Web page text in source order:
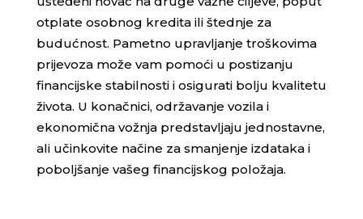
otplate osobnog kredita ili štednje za
budućnost. Pametno upravljanje troškovima
prijevoza može vam pomoći u postizanju
financijske stabilnosti i osigurati bolju kvalitetu
života. U konačnici, održavanje vozila i
ekonomična vožnja predstavljaju jednostavne,
ali učinkovite načine za smanjenje izdataka i
poboljšanje vašeg financijskog položaja.